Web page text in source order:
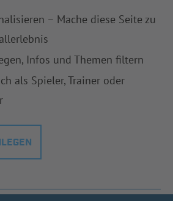
– Mache diese Seite zu
Infos und Themen filtern
als Spieler, Trainer oder